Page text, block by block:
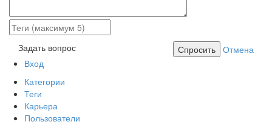
Задать вопрос Спросить
Отмена
Вход
Категории
Теги
Карьера
Пользователи